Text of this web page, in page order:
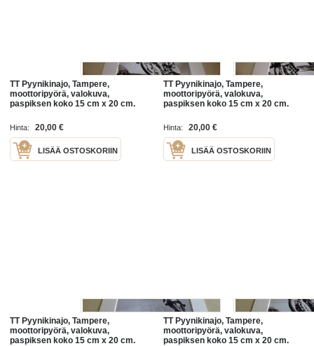
TT Pyynikinajo, Tampere,
moottoripyörä, valokuva,
paspiksen koko 15 cm x 20 cm.
lahjaksi. Valokuva on
uusintapainos.
Hinta: 20,00 €
LISÄÄ OSTOSKORIIN
TT Pyynikinajo, Tampere,
moottoripyörä, valokuva,
paspiksen koko 15 cm x 20 cm.
lahjaksi. Valokuva on
uusintapainos.
Hinta: 20,00 €
LISÄÄ OSTOSKORIIN
TT Pyynikinajo, Tampere,
moottoripyörä, valokuva,
paspiksen koko 15 cm x 20 cm.
TT Pyynikinajo, Tampere,
moottoripyörä, valokuva,
paspiksen koko 15 cm x 20 cm.